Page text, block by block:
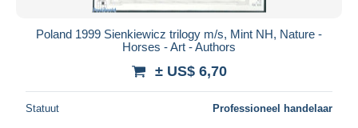
Poland 1999 Sienkiewicz trilogy m/s, Mint NH, Nature -
Horses - Art - Authors
± US$ 6,70
Statuut Professioneel handelaar